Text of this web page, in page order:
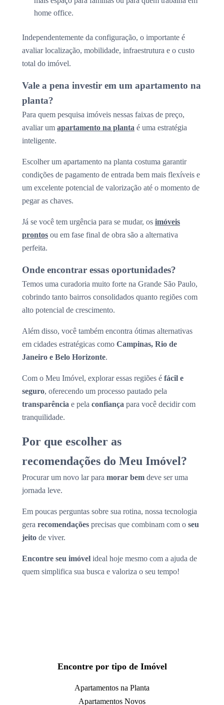
home office.
Independentemente da configuração, o importante é
avaliar localização, mobilidade, infraestrutura e o custo
total do imóvel.
Vale a pena investir em um apartamento na
planta?
Para quem pesquisa imóveis nessas faixas de preço,
avaliar um apartamento na planta é uma estratégia
inteligente.
Escolher um apartamento na planta costuma garantir
condições de pagamento de entrada bem mais flexíveis e
um excelente potencial de valorização até o momento de
pegar as chaves.
Já se você tem urgência para se mudar, os imóveis
prontos ou em fase final de obra são a alternativa
perfeita.
Onde encontrar essas oportunidades?
Temos uma curadoria muito forte na Grande São Paulo,
cobrindo tanto bairros consolidados quanto regiões com
alto potencial de crescimento.
Além disso, você também encontra ótimas alternativas
em cidades estratégicas como Campinas, Rio de
Janeiro e Belo Horizonte.
Com o Meu Imóvel, explorar essas regiões é fácil e
seguro, oferecendo um processo pautado pela
transparência e pela confiança para você decidir com
tranquilidade.
Por que escolher as
recomendações do Meu Imóvel?
Procurar um novo lar para morar bem deve ser uma
jornada leve.
Em poucas perguntas sobre sua rotina, nossa tecnologia
gera recomendações precisas que combinam com o seu
jeito de viver.
Encontre seu imóvel ideal hoje mesmo com a ajuda de
quem simplifica sua busca e valoriza o seu tempo!
Encontre por tipo de Imóvel
Apartamentos na Planta
Apartamentos Novos